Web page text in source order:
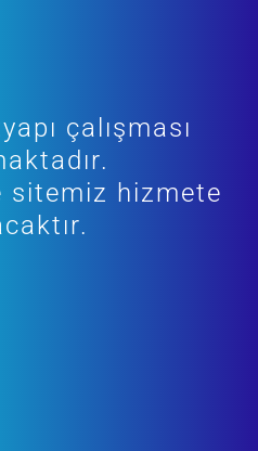
çalışması
sitemiz hizmete